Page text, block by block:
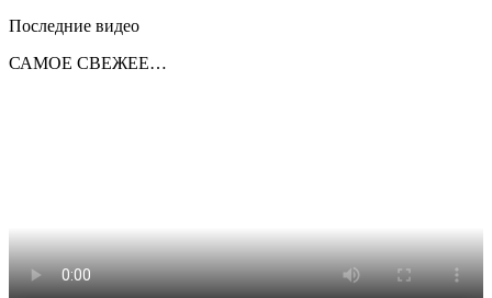
Последние видео
САМОЕ СВЕЖЕЕ…